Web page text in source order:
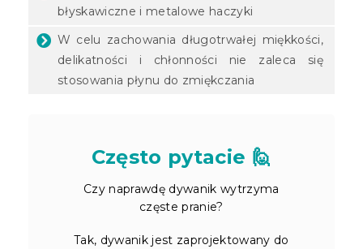
błyskawiczne i metalowe haczyki
W celu zachowania długotrwałej miękkości,
delikatności i chłonności nie zaleca się
stosowania płynu do zmiękczania
Często pytacie 🙋
Czy naprawdę dywanik wytrzyma
częste pranie?
Tak, dywanik jest zaprojektowany do